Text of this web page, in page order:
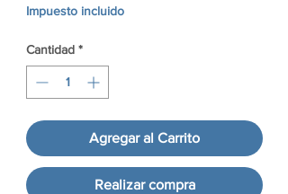
Impuesto incluido
Cantidad *
Agregar al Carrito
Realizar compra